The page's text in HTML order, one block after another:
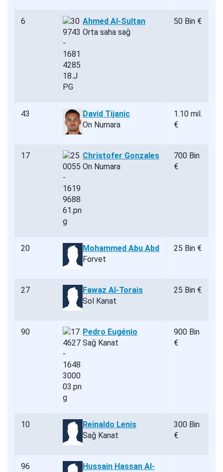
6
Ahmed Al-Sultan
Orta saha sağ
50 Bin €
43
David Tijanic
On Numara
1.10 mil.
€
17
Christofer Gonzales
On Numara
700 Bin
€
20
Mohammed Abu Abd
Forvet
25 Bin €
27
Fawaz Al-Torais
Sol Kanat
25 Bin €
90
Pedro Eugénio
Sağ Kanat
900 Bin
€
10
Reinaldo Lenis
Sağ Kanat
300 Bin
€
96
Hussain Hassan Al-